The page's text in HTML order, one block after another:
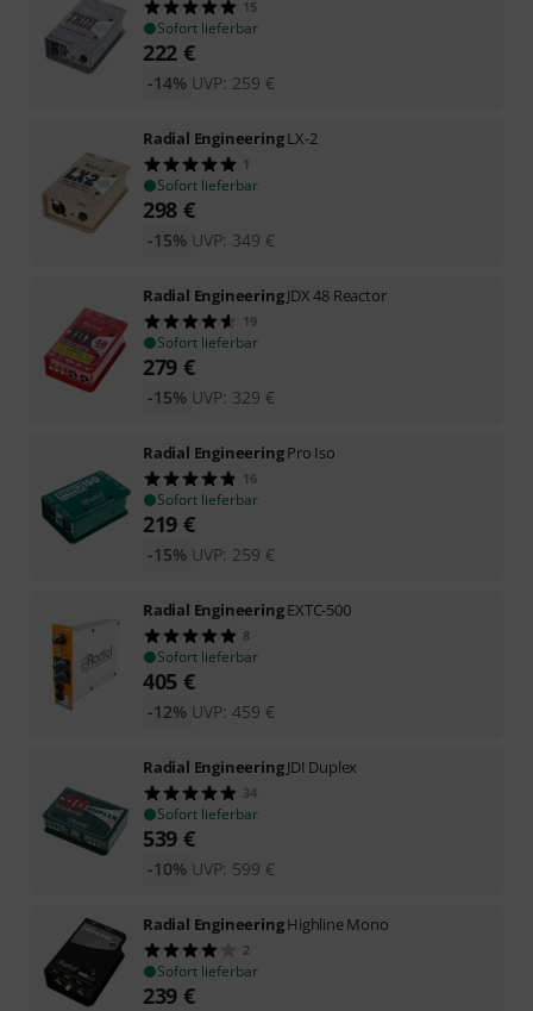
15
Sofort lieferbar
222 €
UVP: 259 €
-14%
Radial EngineeringLX-2
1
Sofort lieferbar
298 €
UVP: 349 €
-15%
Radial EngineeringJDX 48 Reactor
19
Sofort lieferbar
279 €
UVP: 329 €
-15%
Radial EngineeringPro Iso
16
Sofort lieferbar
219 €
UVP: 259 €
-15%
Radial EngineeringEXTC-500
8
Sofort lieferbar
405 €
UVP: 459 €
-12%
Radial EngineeringJDI Duplex
34
Sofort lieferbar
539 €
UVP: 599 €
-10%
Radial EngineeringHighline Mono
2
Sofort lieferbar
239 €